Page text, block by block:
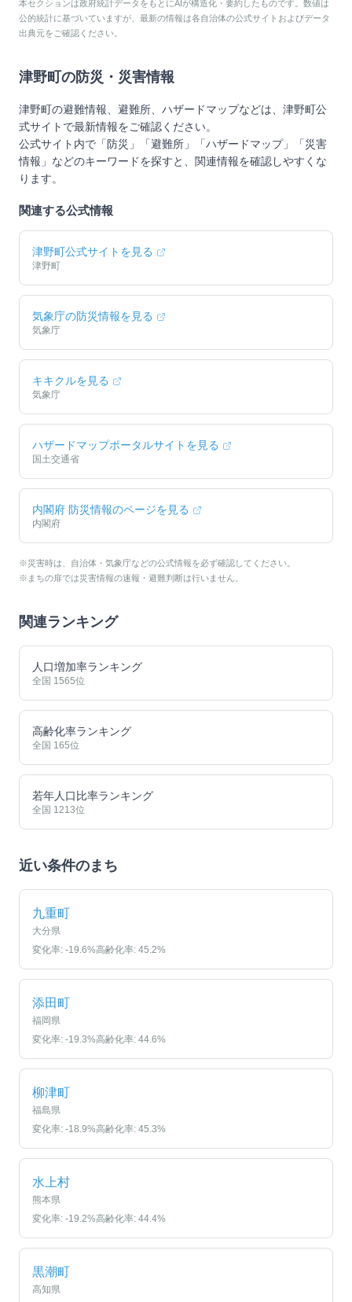
本セクションは政府統計データをもとにAIが構造化・要約したものです。数値は
公的統計に基づいていますが、最新の情報は各自治体の公式サイトおよびデータ
出典元をご確認ください。
津野町 の防災・災害情報
津野町の避難情報、避難所、ハザードマップなどは、 津野町公
式サイトで最新情報をご確認ください。
公式サイト内で「防災」「避難所」「ハザードマップ」「災害
情報」などのキーワードを探すと、関連情報を確認しやすくな
ります。
関連する公式情報
津野町公式サイトを見る
津野町
気象庁の防災情報を見る
気象庁
キキクルを見る
気象庁
ハザードマップポータルサイトを見る
国土交通省
内閣府 防災情報のページを見る
内閣府
※災害時は、自治体・気象庁などの公式情報を必ず確認してください。
※まちの扉では災害情報の速報・避難判断は行いません。
関連ランキング
人口増加率ランキング
全国 1565位
高齢化率ランキング
全国 165位
若年人口比率ランキング
全国 1213位
近い条件のまち
九重町
大分県
変化率: -19.6%高齢化率: 45.2%
添田町
福岡県
変化率: -19.3%高齢化率: 44.6%
柳津町
福島県
変化率: -18.9%高齢化率: 45.3%
水上村
熊本県
変化率: -19.2%高齢化率: 44.4%
黒潮町
高知県